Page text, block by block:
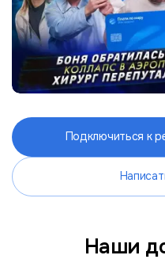
Подключиться к
Наши